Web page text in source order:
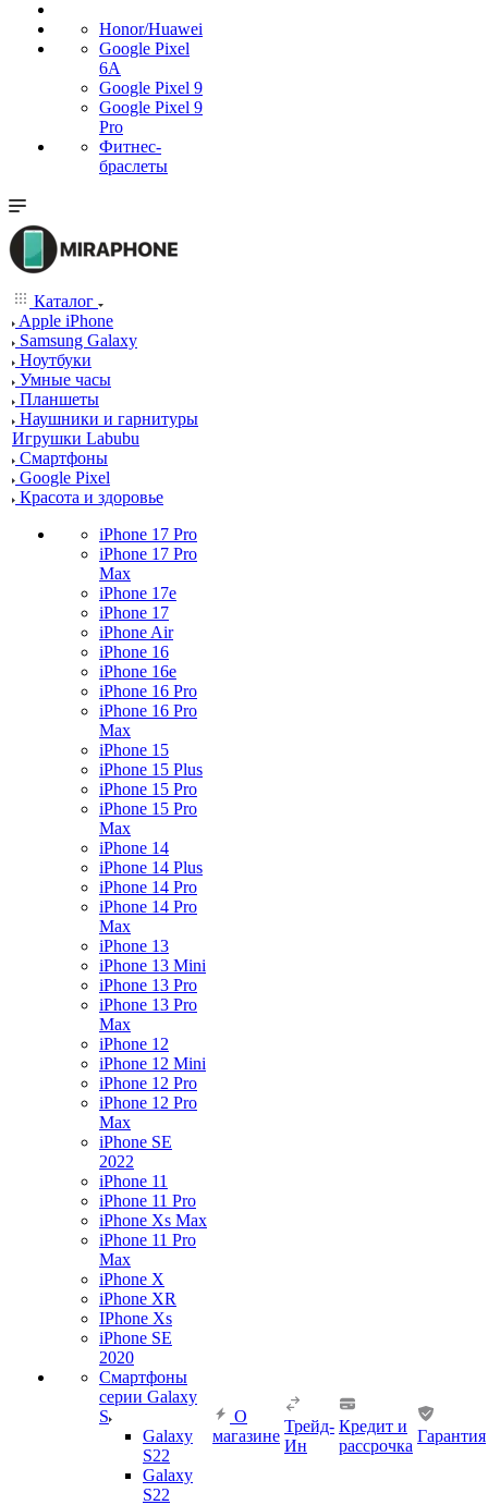
Honor/Huawei
Google Pixel
6A
Google Pixel 9
Google Pixel 9
Pro
Фитнес-
браслеты
Каталог
Apple iPhone
Samsung Galaxy
Ноутбуки
Умные часы
Планшеты
Наушники и гарнитуры
Игрушки Labubu
Смартфоны
Google Pixel
Красота и здоровье
iPhone 17 Pro
iPhone 17 Pro
Max
iPhone 17e
iPhone 17
iPhone Air
iPhone 16
iPhone 16e
iPhone 16 Pro
iPhone 16 Pro
Max
iPhone 15
iPhone 15 Plus
iPhone 15 Pro
iPhone 15 Pro
Max
iPhone 14
iPhone 14 Plus
iPhone 14 Pro
iPhone 14 Pro
Max
iPhone 13
iPhone 13 Mini
iPhone 13 Pro
iPhone 13 Pro
Max
iPhone 12
iPhone 12 Mini
iPhone 12 Pro
iPhone 12 Pro
Max
iPhone SE
2022
iPhone 11
iPhone 11 Pro
iPhone Xs Max
iPhone 11 Pro
Max
iPhone X
iPhone XR
IPhone Xs
iPhone SE
2020
Смартфоны
серии Galaxy
S
Galaxy
S22
Galaxy
S22
О
магазине
Трейд-
Ин
Кредит и
рассрочка
Гарантия